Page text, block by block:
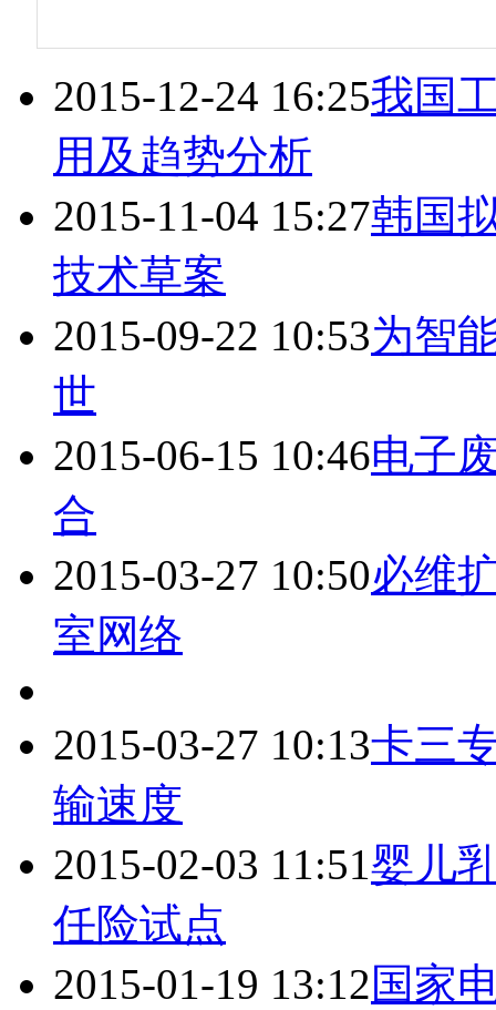
2015-12-24 16:25我国
用及趋势分析
2015-11-04 15:27韩国
技术草案
2015-09-22 10:53为智
世
2015-06-15 10:46电子
合
2015-03-27 10:50必维
室网络
2015-03-27 10:13卡三
输速度
2015-02-03 11:51婴儿
任险试点
2015-01-19 13:12国家